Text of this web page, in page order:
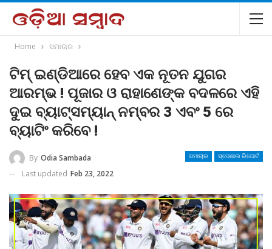
Home ସମାଚାର
ଟିମ୍ ଇଣ୍ଡିଆରେ ହେବ ଏକ ନୂତନ ଯୁଗର
ଆରମ୍ଭ ! ପୂଜାର ଓ ରାହାଣେଙ୍କ ବଦଳରେ ଏହି
ଦୁଇ ବ୍ୟାଟ୍ସମ୍ୟାନ୍ ନମ୍ବର 3 ଏବଂ 5 ରେ
ବ୍ୟାଟିଂ କରିବେ !
ସମାଚାର ସ୍ପେଶାଲ ରିପୋର୍ଟ
By Odia Sambada
Last updated Feb 23, 2022